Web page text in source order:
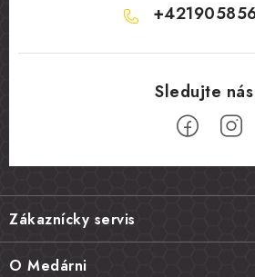
Z
á
p
ä
Zákaznícky servis
O Medárni